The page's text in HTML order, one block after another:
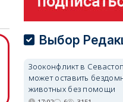
Выбор
Зооконфликт в
может оставить
животных без помощи